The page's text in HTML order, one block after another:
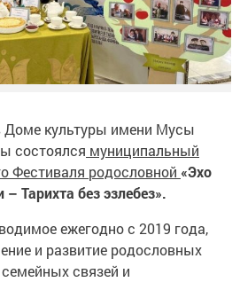
Доме культуры имени Мусы
состоялся муниципальный
Фестиваля родословной «Эхо
Тарихта без эзлебез».
ежегодно с 2019 года,
и развитие родословных
связей и